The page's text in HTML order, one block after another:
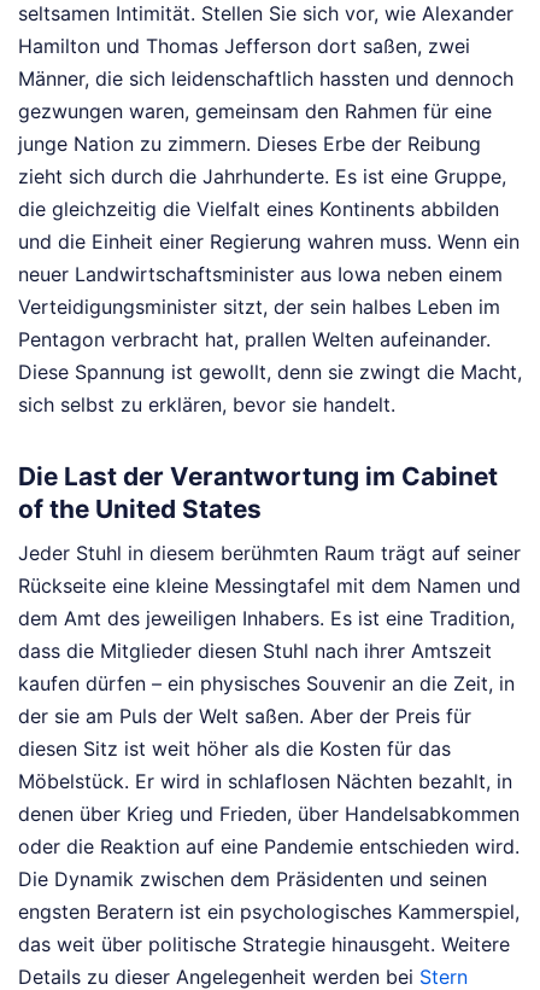
seltsamen Intimität. Stellen Sie sich vor, wie Alexander
Hamilton und Thomas Jefferson dort saßen, zwei
Männer, die sich leidenschaftlich hassten und dennoch
gezwungen waren, gemeinsam den Rahmen für eine
junge Nation zu zimmern. Dieses Erbe der Reibung
zieht sich durch die Jahrhunderte. Es ist eine Gruppe,
die gleichzeitig die Vielfalt eines Kontinents abbilden
und die Einheit einer Regierung wahren muss. Wenn ein
neuer Landwirtschaftsminister aus Iowa neben einem
Verteidigungsminister sitzt, der sein halbes Leben im
Pentagon verbracht hat, prallen Welten aufeinander.
Diese Spannung ist gewollt, denn sie zwingt die Macht,
sich selbst zu erklären, bevor sie handelt.
Die Last der Verantwortung im Cabinet
of the United States
Jeder Stuhl in diesem berühmten Raum trägt auf seiner
Rückseite eine kleine Messingtafel mit dem Namen und
dem Amt des jeweiligen Inhabers. Es ist eine Tradition,
dass die Mitglieder diesen Stuhl nach ihrer Amtszeit
kaufen dürfen – ein physisches Souvenir an die Zeit, in
der sie am Puls der Welt saßen. Aber der Preis für
diesen Sitz ist weit höher als die Kosten für das
Möbelstück. Er wird in schlaflosen Nächten bezahlt, in
denen über Krieg und Frieden, über Handelsabkommen
oder die Reaktion auf eine Pandemie entschieden wird.
Die Dynamik zwischen dem Präsidenten und seinen
engsten Beratern ist ein psychologisches Kammerspiel,
das weit über politische Strategie hinausgeht. Weitere
Details zu dieser Angelegenheit werden bei Stern